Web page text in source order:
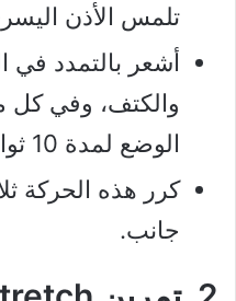
تلمس الأذن
أشعر بالتمدد في
والكتف، وفي كل
الوضع لمدة 10 ثوانٍ.
كرر هذه الحركة
جانب.